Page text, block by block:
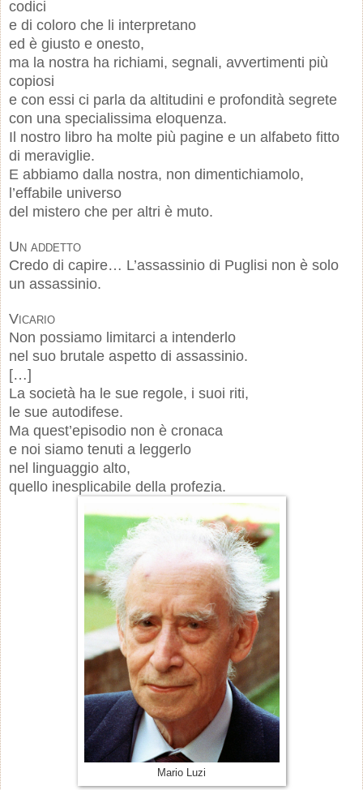
codici
e di coloro che li interpretano
ed è giusto e onesto,
ma la nostra ha richiami, segnali, avvertimenti più
copiosi
e con essi ci parla da altitudini e profondità segrete
con una specialissima eloquenza.
Il nostro libro ha molte più pagine e un alfabeto fitto
di meraviglie.
E abbiamo dalla nostra, non dimentichiamolo,
l’effabile universo
del mistero che per altri è muto.
Un addetto
Credo di capire… L’assassinio di Puglisi non è solo
un assassinio.
Vicario
Non possiamo limitarci a intenderlo
nel suo brutale aspetto di assassinio.
[…]
La società ha le sue regole, i suoi riti,
le sue autodifese.
Ma quest’episodio non è cronaca
e noi siamo tenuti a leggerlo
nel linguaggio alto,
quello inesplicabile della profezia.
Mario Luzi